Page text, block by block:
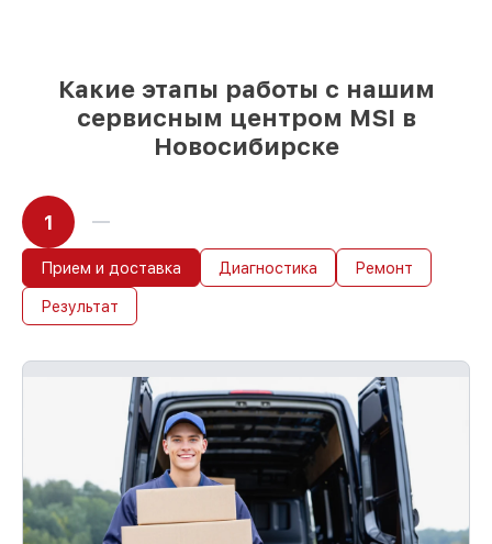
Какие этапы работы с нашим
сервисным центром MSI в
Новосибирске
1
Прием и доставка Диагностика Ремонт
Результат